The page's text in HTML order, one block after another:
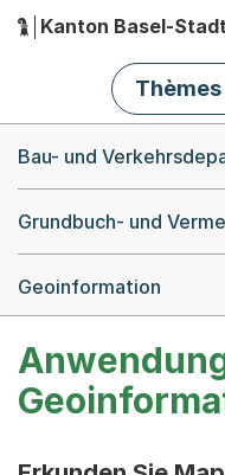
Hauptnavigation
Kanton Basel-
Thèmes
Bau- und
Grundbuch- und
Geoinformation